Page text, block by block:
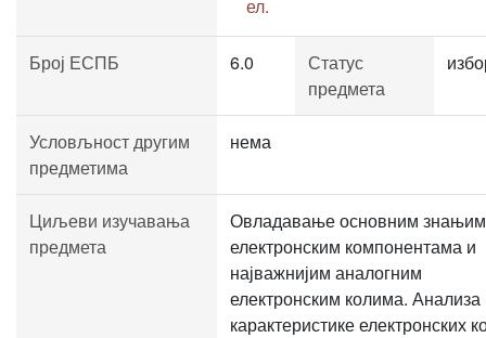
ел.
Број ЕСПБ 6.0
Статус
предмета
Условљност другим
предметима
нема
Циљеви изучавања
предмета
Овладавање основним
електронским компонентама и
најважнијим аналогним
електронским колима. Анализа
карактеристике електронских